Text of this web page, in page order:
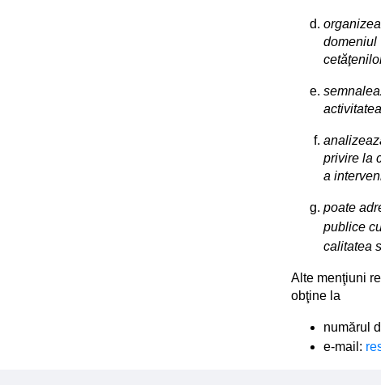
privire la
a
poate
publice
calitatea
Alte menţiuni
obţine la
numărul
e-mail: